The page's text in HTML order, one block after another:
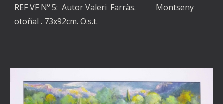
REF VF Nº 5: Autor Valeri Farràs.
Montseny
otoñal . 73x92cm. O.s.t.